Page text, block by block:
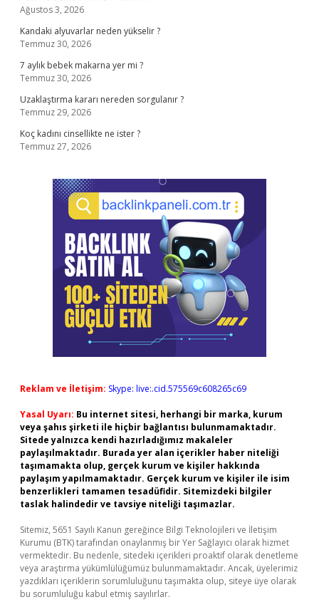
Ağustos 3, 2026
Kandaki alyuvarlar neden yükselir ?
Temmuz 30, 2026
7 aylık bebek makarna yer mi ?
Temmuz 30, 2026
Uzaklaştırma kararı nereden sorgulanır ?
Temmuz 29, 2026
Koç kadını cinsellikte ne ister ?
Temmuz 27, 2026
Reklam ve İletişim: Skype: live:.cid.575569c608265c69
Yasal Uyarı: Bu internet sitesi, herhangi bir marka, kurum
veya şahıs şirketi ile hiçbir bağlantısı bulunmamaktadır.
Sitede yalnızca kendi hazırladığımız makaleler
paylaşılmaktadır. Burada yer alan içerikler haber niteliği
taşımamakta olup, gerçek kurum ve kişiler hakkında
paylaşım yapılmamaktadır. Gerçek kurum ve kişiler ile isim
benzerlikleri tamamen tesadüfidir. Sitemizdeki bilgiler
taslak halindedir ve tavsiye niteliği taşımazlar.
Sitemiz, 5651 Sayılı Kanun gereğince Bilgi Teknolojileri ve İletişim
Kurumu (BTK) tarafından onaylanmış bir Yer Sağlayıcı olarak hizmet
vermektedir. Bu nedenle, sitedeki içerikleri proaktif olarak denetleme
veya araştırma yükümlülüğümüz bulunmamaktadır. Ancak, üyelerimiz
yazdıkları içeriklerin sorumluluğunu taşımakta olup, siteye üye olarak
bu sorumluluğu kabul etmiş sayılırlar.